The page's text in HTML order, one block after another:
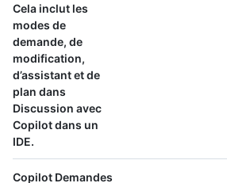
Cela inclut les
modes de
demande, de
modification,
d’assistant et de
plan dans
Discussion avec
Copilot dans un
IDE.
Copilot Demandes